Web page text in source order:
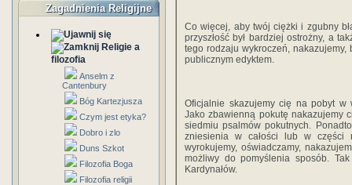
Zagadnienia Religijne
Religie a
filozofia
Anselm z
Cantenbury
Bóg Kartezjusza
Czym jest etyka?
Dobro i zlo
Duns Szkot
Filozofia Boga
Filozofia religii
Co więcej, aby twój ciężki i zgubny
przyszłość był bardziej ostrożny, a
tego rodzaju wykroczeń,
publicznym edyktem.
Oficjalnie skazujemy cię na pobyt w
Jako zbawienną pokutę nakazujemy
siedmiu psalmów pokutnych.
zniesienia w całości lub w części
wyrokujemy, oświadczamy,
możliwy do pomyślenia sposób.
Kardynałów.